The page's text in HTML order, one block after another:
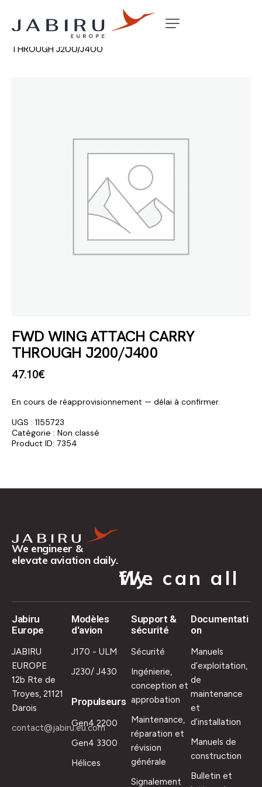
Accueil Non classé
THROUGH J200/J400
FWD WING ATTACH CARRY
THROUGH J200/J400
47.10€
En cours de réapprovisionnement — délai à confirmer.
UGS : 1155723
Catégorie : Non classé
Product ID: 7354
We engineer &
elevate aviation daily.
We can all fly.
Jabiru
Europe
JABIRU
EUROPE
12b Rte de
Troyes, 21121
Darois
contact@jabiru.eu.com
Modèles
d'avion
J170 - ULM
J230/ J430
Propulseurs
Gen4 2200
Gen4 3300
Hélices
Support &
sécurité
Sécurité
Ingénierie,
conception et
approbation
Maintenance,
réparation et
révision
générale
Signalement
Documentati
on
Manuels
d’exploitation,
de
maintenance
et
d’installation
Manuels de
construction
Bulletin et